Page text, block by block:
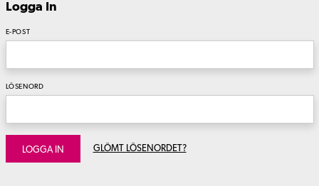
Logga In
E-POST
LÖSENORD
LOGGA IN GLÖMT LÖSENORDET?